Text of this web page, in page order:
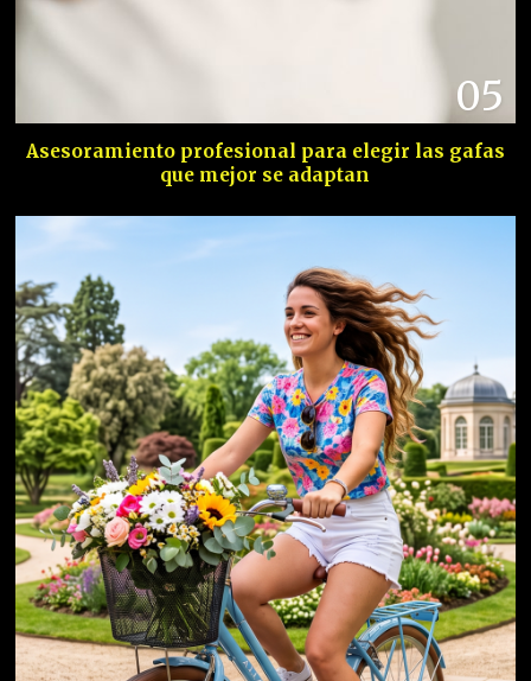
05
Asesoramiento profesional para elegir las gafas
que mejor se adaptan